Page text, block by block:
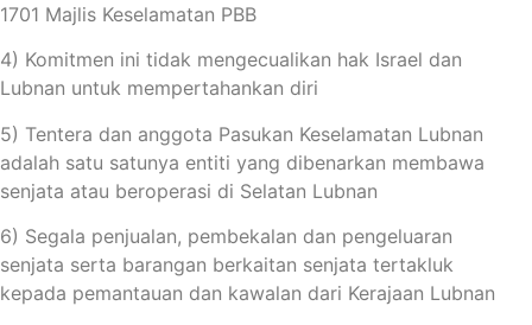
1701 Majlis Keselamatan PBB
4) Komitmen ini tidak mengecualikan hak Israel dan
Lubnan untuk mempertahankan diri
5) Tentera dan anggota Pasukan Keselamatan Lubnan
adalah satu satunya entiti yang dibenarkan membawa
senjata atau beroperasi di Selatan Lubnan
6) Segala penjualan, pembekalan dan pengeluaran
senjata serta barangan berkaitan senjata tertakluk
kepada pemantauan dan kawalan dari Kerajaan Lubnan